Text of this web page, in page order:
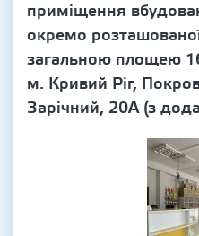
приміщення
окремо
загальною площею
м. Кривий Ріг,
Зарічний, 20А (з